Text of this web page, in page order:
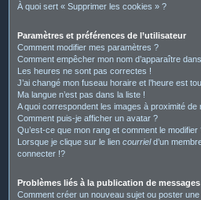
À quoi sert « Supprimer les cookies » ?
Paramètres et préférences de l’utilisateur
Comment modifier mes paramètres ?
Comment empêcher mon nom d’apparaître
Les heures ne sont pas correctes !
J’ai changé mon fuseau horaire et l’heure est
Ma langue n’est pas dans la liste !
A quoi correspondent les images à proximité de
Comment puis-je afficher un avatar ?
Qu’est-ce que mon rang et comment le modifier
Lorsque je clique sur le lien courrield’un
connecter !?
Problèmes liés à la publication de messages
Comment créer un nouveau sujet ou poster